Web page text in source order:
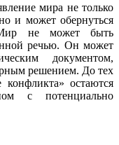
мира не только
и может обернуться
Мир не может быть
речью. Он может
документом,
решением. До тех
остаются
с потенциально